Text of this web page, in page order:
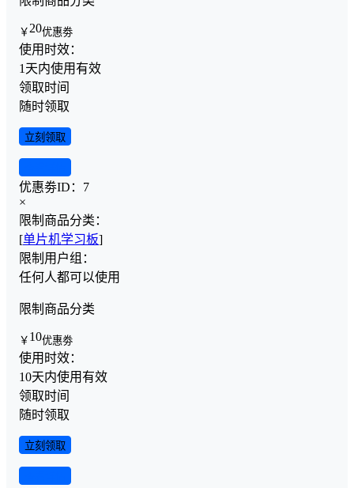
￥ 20优惠劵
使用时效：
1天内使用有效
领取时间
随时领取
立刻领取
优惠劵ID： 7
×
限制商品分类：
[单片机学习板]
限制用户组：
任何人都可以使用
限制商品分类
￥ 10优惠劵
使用时效：
10天内使用有效
领取时间
随时领取
立刻领取